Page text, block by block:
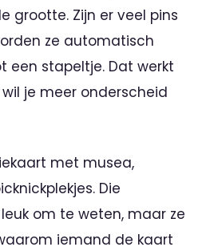
grootte. Zijn er veel pins
ze automatisch
een stapeltje. Dat werkt
je meer onderscheid
met musea,
Die
om te weten, maar ze
iemand de kaart